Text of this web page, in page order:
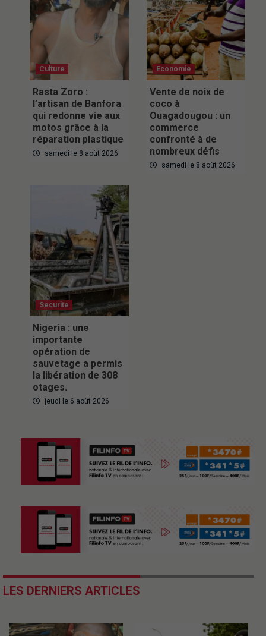
Culture
Rasta Zoro :
l’artisan de Banfora
qui redonne vie aux
motos grâce à la
réparation plastique
samedi le 8 août 2026
Economie
Vente de noix de
coco à
Ouagadougou : un
commerce
confronté à de
nombreux défis
samedi le 8 août 2026
Securite
Nigeria : une
importante
opération de
sauvetage a permis
la libération de 308
otages.
jeudi le 6 août 2026
LES DERNIERS ARTICLES